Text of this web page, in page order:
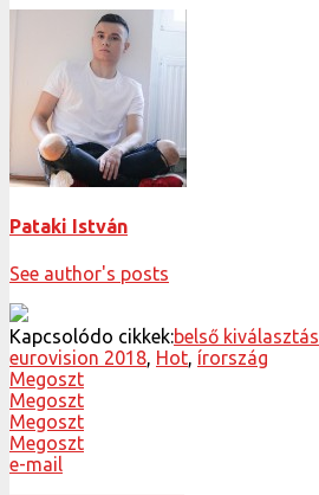
Pataki István
See author's posts
Kapcsolódo cikkek:belső kiválasztás
eurovision 2018 Hot írország
Megoszt
Megoszt
Megoszt
Megoszt
e-mail